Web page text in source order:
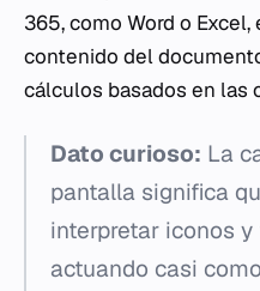
365, como Word o
contenido del
cálculos basados en las
Dato curioso: La
pantalla significa
interpretar iconos
actuando casi